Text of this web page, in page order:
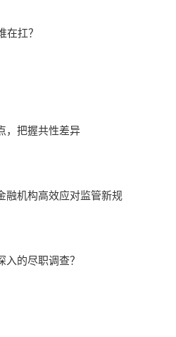
扛？
，把握共性差异
融机构高效应对监管新规
的尽职调查？